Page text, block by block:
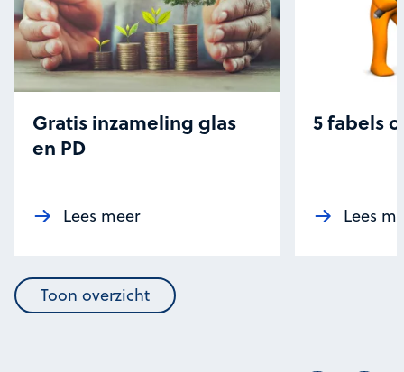
Gratis inzameling glas
en PD
Lees meer
5 fabels
Lees
Toon overzicht